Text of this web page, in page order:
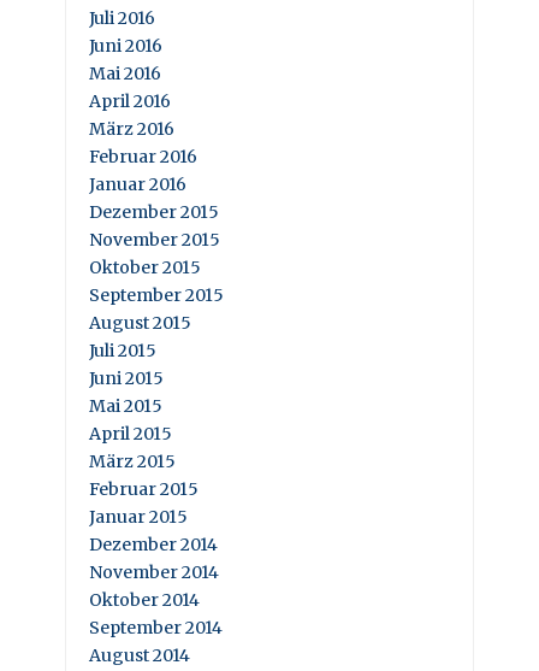
Juli 2016
Juni 2016
Mai 2016
April 2016
März 2016
Februar 2016
Januar 2016
Dezember 2015
November 2015
Oktober 2015
September 2015
August 2015
Juli 2015
Juni 2015
Mai 2015
April 2015
März 2015
Februar 2015
Januar 2015
Dezember 2014
November 2014
Oktober 2014
September 2014
August 2014